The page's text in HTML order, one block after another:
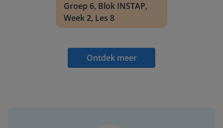
Groep 6, Blok INSTAP,
Week 2, Les 8
Ontdek meer